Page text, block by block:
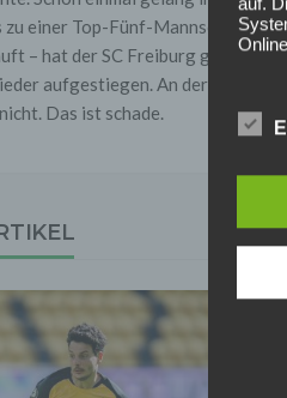
zu einer Top-Fünf-Mannschaft.
– hat der SC Freiburg gezeigt.
aufgestiegen. An der Führung
Das ist schade.
2.
Wir